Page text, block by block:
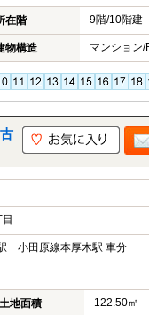
在階 9階/10階建
物構造 マンション/
小田原線本厚木駅 車分
土地面積 122.50㎡